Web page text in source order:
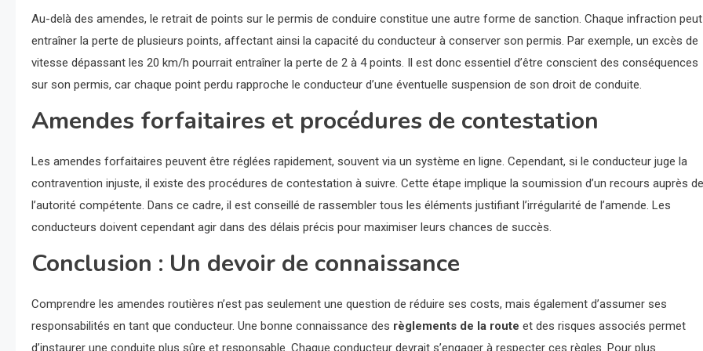
Au-delà des amendes, le retrait de points sur le permis de conduire constitue une autre forme de sanction. Chaque infraction peut
entraîner la perte de plusieurs points, affectant ainsi la capacité du conducteur à conserver son permis. Par exemple, un excès de
vitesse dépassant les 20 km/h pourrait entraîner la perte de 2 à 4 points. Il est donc essentiel d’être conscient des conséquences
sur son permis, car chaque point perdu rapproche le conducteur d’une éventuelle suspension de son droit de conduite.
Amendes forfaitaires et procédures de contestation
Les amendes forfaitaires peuvent être réglées rapidement, souvent via un système en ligne. Cependant, si le conducteur juge la
contravention injuste, il existe des procédures de contestation à suivre. Cette étape implique la soumission d’un recours auprès de
l’autorité compétente. Dans ce cadre, il est conseillé de rassembler tous les éléments justifiant l’irrégularité de l’amende. Les
conducteurs doivent cependant agir dans des délais précis pour maximiser leurs chances de succès.
Conclusion : Un devoir de connaissance
Comprendre les amendes routières n’est pas seulement une question de réduire ses costs, mais également d’assumer ses
responsabilités en tant que conducteur. Une bonne connaissance des règlements de la route et des risques associés permet
d’instaurer une conduite plus sûre et responsable. Chaque conducteur devrait s’engager à respecter ces règles. Pour plus